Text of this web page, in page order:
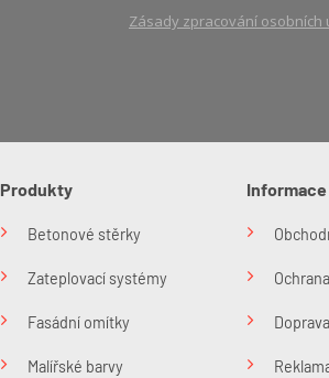
Zásady zpracování osobních
Produkty
Betonové stěrky
Zateplovací systémy
Fasádní omítky
Malířské barvy
Informace